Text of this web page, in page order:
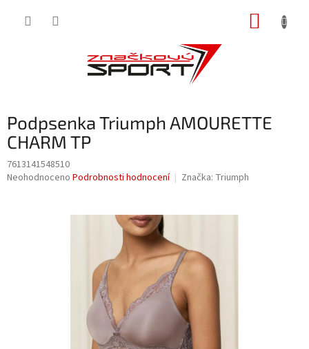
Podpsenka Triumph AMOURETTE
CHARM TP
7613141548510
Průměrné
Neohodnoceno Podrobnosti hodnocení Značka: Triumph